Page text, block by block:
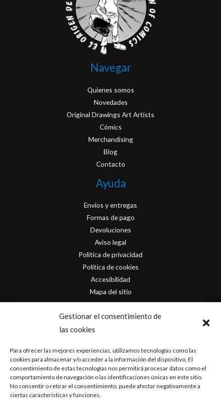
Gestionar el consentimiento de
las cookies
Para ofrecer las mejores experiencias, utilizamos tecnologías como las
cookies para almacenar y/o acceder a la información del dispositivo. El
consentimiento de estas tecnologías nos permitirá procesar datos como el
comportamiento de navegación o las identificaciones únicas en este sitio.
No consentir o retirar el consentimiento, puede afectar negativamente a
ciertas características y funciones.
Navegar
Quienes somos
Novedades
Original Drawings Art Artists
Cómics
Merchandising
Blog
Contacto
Ayuda
Envios y entregas
Formas de pago
Devoluciones
Aviso legal
Política de privacidad
Política de cookies
Accesibilidad
Mapa del sitio
Contacto
info@originofcomics.com
Facebook
Instagram